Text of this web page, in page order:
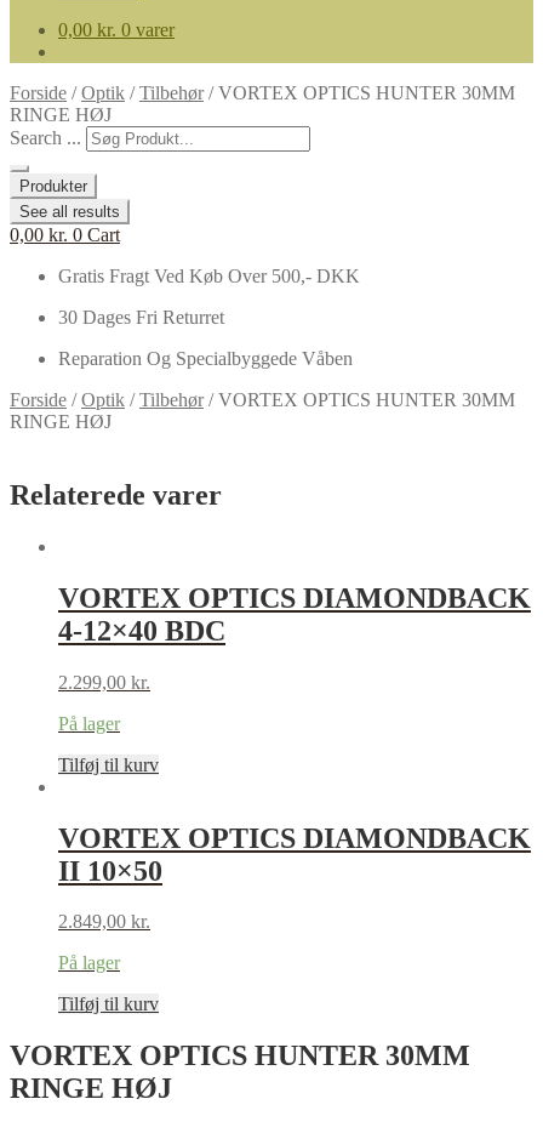
0,00 kr. 0 varer
Forside /Optik /Tilbehør/VORTEX OPTICS HUNTER 30MM
RINGE HØJ
Search ...
Produkter
See all results
0,00 kr. 0 Cart
Gratis Fragt Ved Køb Over 500,- DKK
30 Dages Fri Returret
Reparation Og Specialbyggede Våben
Forside /Optik /Tilbehør/VORTEX OPTICS HUNTER 30MM
RINGE HØJ
Relaterede varer
VORTEX OPTICS DIAMONDBACK
4-12×40 BDC
2.299,00 kr.
På lager
Tilføj til kurv
VORTEX OPTICS DIAMONDBACK
II 10×50
2.849,00 kr.
På lager
Tilføj til kurv
VORTEX OPTICS HUNTER 30MM
RINGE HØJ